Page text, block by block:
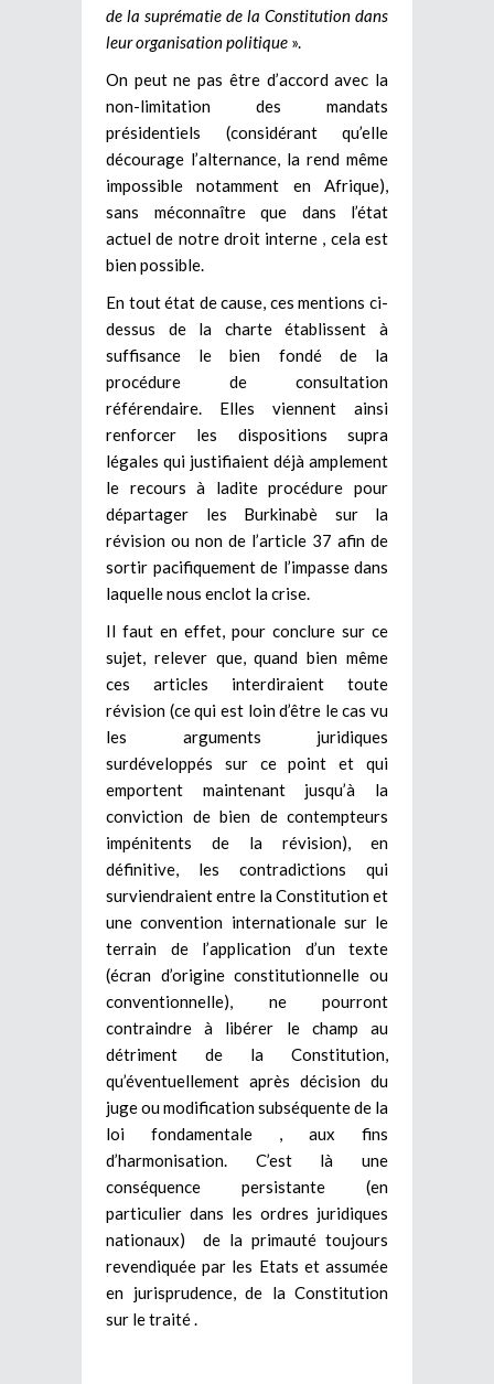
de la suprématie de la Constitution dans
leur organisation politique ».
On peut ne pas être d’accord avec la
non-limitation des mandats
présidentiels (considérant qu’elle
décourage l’alternance, la rend même
impossible notamment en Afrique),
sans méconnaître que dans l’état
actuel de notre droit interne , cela est
bien possible.
En tout état de cause, ces mentions ci-
dessus de la charte établissent à
suffisance le bien fondé de la
procédure de consultation
référendaire. Elles viennent ainsi
renforcer les dispositions supra
légales qui justifiaient déjà amplement
le recours à ladite procédure pour
départager les Burkinabè sur la
révision ou non de l’article 37 afin de
sortir pacifiquement de l’impasse dans
laquelle nous enclot la crise.
Il faut en effet, pour conclure sur ce
sujet, relever que, quand bien même
ces articles interdiraient toute
révision (ce qui est loin d’être le cas vu
les arguments juridiques
surdéveloppés sur ce point et qui
emportent maintenant jusqu’à la
conviction de bien de contempteurs
impénitents de la révision), en
définitive, les contradictions qui
surviendraient entre la Constitution et
une convention internationale sur le
terrain de l’application d’un texte
(écran d’origine constitutionnelle ou
conventionnelle), ne pourront
contraindre à libérer le champ au
détriment de la Constitution,
qu’éventuellement après décision du
juge ou modification subséquente de la
loi fondamentale , aux fins
d’harmonisation. C’est là une
conséquence persistante (en
particulier dans les ordres juridiques
nationaux) de la primauté toujours
revendiquée par les Etats et assumée
en jurisprudence, de la Constitution
sur le traité .